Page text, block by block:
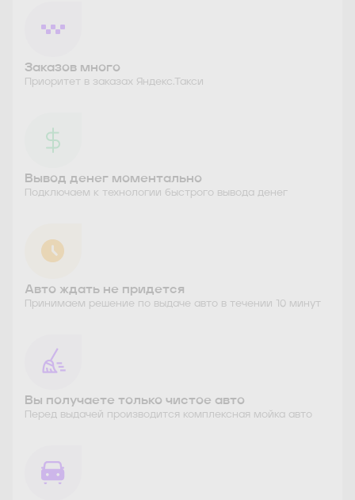
Заказов много
Приоритет в заказах Яндекс.Такси
Вывод денег моментально
Подключаем к технологии быстрого вывода денег
Авто ждать не придется
Принимаем решение по выдаче авто в течении 10 минут
Вы получаете только чистое авто
Перед выдачей производится комплексная мойка авто